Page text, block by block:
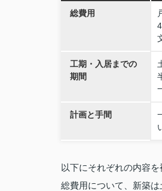
総費用
工期・入居までの
期間
計画と手間
以下にそれぞれの内容を
総費用について、新築